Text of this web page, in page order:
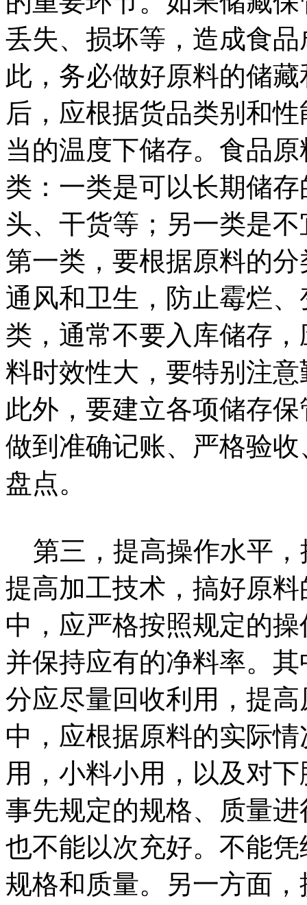
丢失、损坏等，造成食
此，务必做好原料的储
后，应根据货品类别和
当的温度下储存。食品
类：一类是可以长期储
头、干货等；另一类是
第一类，要根据原料的
通风和卫生，防止霉烂
类，通常不要入库储存
料时效性大，要特别注
此外，要建立各项储存
做到准确记账、严格验
盘点。
第三，提高操作水平，
提高加工技术，搞好原
中，应严格按照规定的
并保持应有的净料率。
分应尽量回收利用，提
中，应根据原料的实际
用，小料小用，以及对
事先规定的规格、质量
也不能以次充好。不能
规格和质量。另一方面